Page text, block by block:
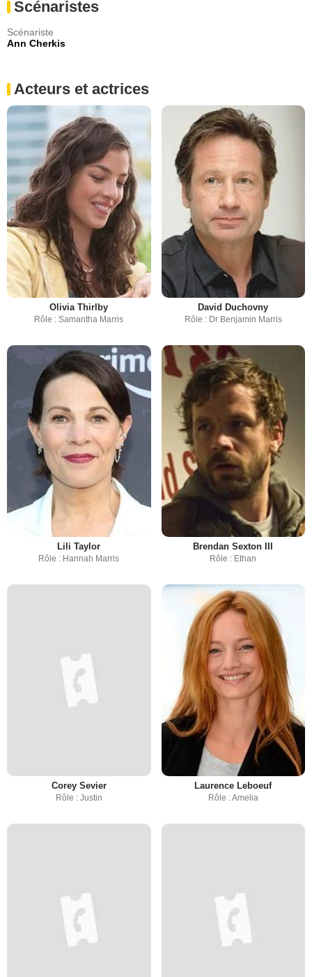
Scénaristes
Scénariste
Ann Cherkis
Acteurs et actrices
Olivia Thirlby
Rôle : Samantha Marris
David Duchovny
Rôle : Dr Benjamin Marris
Lili Taylor
Rôle : Hannah Marris
Brendan Sexton III
Rôle : Ethan
Corey Sevier
Rôle : Justin
Laurence Leboeuf
Rôle : Amelia